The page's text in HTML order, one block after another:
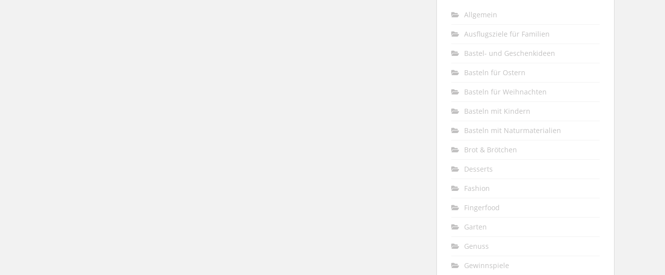
Allgemein
Ausflugsziele für Familien
Bastel- und Geschenkideen
Basteln für Ostern
Basteln für Weihnachten
Basteln mit Kindern
Basteln mit Naturmaterialien
Brot & Brötchen
Desserts
Fashion
Fingerfood
Garten
Genuss
Gewinnspiele